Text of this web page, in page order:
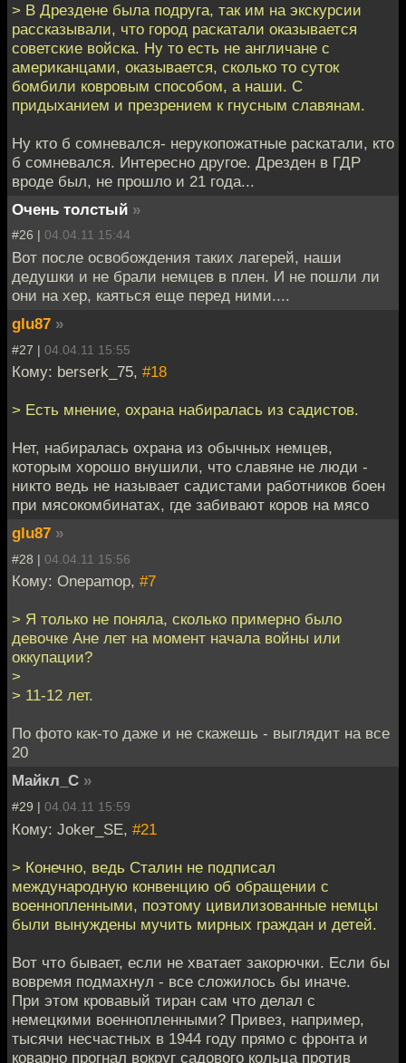
> В Дрездене была подруга, так им на экскурсии
рассказывали, что город раскатали оказывается
советские войска. Ну то есть не англичане с
американцами, оказывается, сколько то суток
бомбили ковровым способом, а наши. С
придыханием и презрением к гнусным славянам.
Ну кто б сомневался- нерукопожатные раскатали, кто
б сомневался. Интересно другое. Дрезден в ГДР
вроде был, не прошло и 21 года...
Очень толстый »
#26 | 04.04.11 15:44
Вот после освобождения таких лагерей, наши
дедушки и не брали немцев в плен. И не пошли ли
они на хер, каяться еще перед ними....
glu87 »
#27 | 04.04.11 15:55
Кому: berserk_75, #18
> Есть мнение, охрана набиралась из садистов.
Нет, набиралась охрана из обычных немцев,
которым хорошо внушили, что славяне не люди -
никто ведь не называет садистами работников боен
при мясокомбинатах, где забивают коров на мясо
glu87 »
#28 | 04.04.11 15:56
Кому: Onepamop, #7
> Я только не поняла, сколько примерно было
девочке Ане лет на момент начала войны или
оккупации?
>
> 11-12 лет.
По фото как-то даже и не скажешь - выглядит на все
20
Майкл_С »
#29 | 04.04.11 15:59
Кому: Joker_SE, #21
> Конечно, ведь Сталин не подписал
международную конвенцию об обращении с
военнопленными, поэтому цивилизованные немцы
были вынуждены мучить мирных граждан и детей.
Вот что бывает, если не хватает закорючки. Если бы
вовремя подмахнул - все сложилось бы иначе.
При этом кровавый тиран сам что делал с
немецкими военнопленными? Привез, например,
тысячи несчастных в 1944 году прямо с фронта и
коварно прогнал вокруг садового кольца против